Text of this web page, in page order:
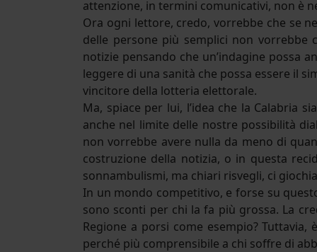
attenzione, in termini comunicativi, non è
Ora ogni lettore, credo, vorrebbe che se
delle persone più semplici non vorrebbe
notizie pensando che un’indagine possa
leggere di una sanità che possa essere il
vincitore della lotteria elettorale.
Ma, spiace per lui, l’idea che la Calabria
anche nel limite delle nostre possibilità
non vorrebbe avere nulla da meno di
costruzione della notizia, o in questa
sonnambulismi, ma chiari risvegli, ci
In un mondo competitivo, e forse su
sono sconti per chi la fa più grossa. La
Regione a porsi come esempio?
perché più comprensibile a chi soffre di